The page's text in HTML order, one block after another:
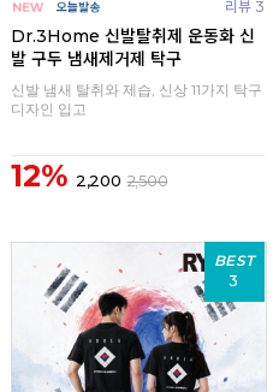
리뷰 3
Dr.3Home 신발탈취제 운동화 신
발 구두 냄새제거제 탁구
신발 냄새 탈취와 제습, 신상 11가지 탁구
디자인 입고
12% 2,200 2,500
BEST
3